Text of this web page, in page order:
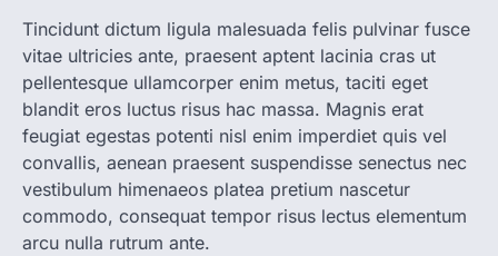
2
जाएगी एल्बेंडाजोल
More Khabar August 7, 2026
रायपुर। राष्ट्रीय कृमि मुक्ति दिवस भारत सरकार द्वारा
बच्चों के स्वास्थ्य सुधार के लिए वर्ष…
CHHATTISGARH
CG : मुख्यमंत्री विष्णुदेव साय के नेतृत्व में
छत्तीसगढ़ को बड़ी उपलब्धि
More Khabar
Tincidunt dictum ligula malesuada felis pulvinar fusce
vitae ultricies ante, praesent aptent lacinia cras ut
pellentesque ullamcorper enim metus, taciti eget
blandit eros luctus risus hac massa. Magnis erat
feugiat egestas potenti nisl enim imperdiet quis vel
convallis, aenean praesent suspendisse senectus nec
vestibulum himenaeos platea pretium nascetur
commodo, consequat tempor risus lectus elementum
arcu nulla rutrum ante.